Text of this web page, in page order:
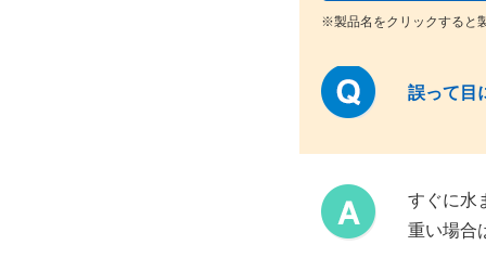
※製品名をクリックすると
誤って目
すぐに水
重い場合